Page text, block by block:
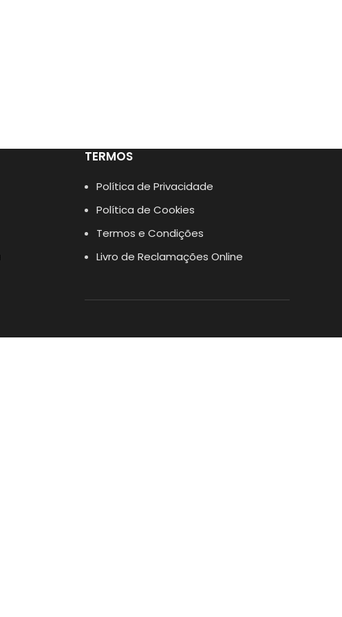
TERMOS
Política de Privacidade
Política de Cookies
Termos e Condições
Livro de Reclamações Online